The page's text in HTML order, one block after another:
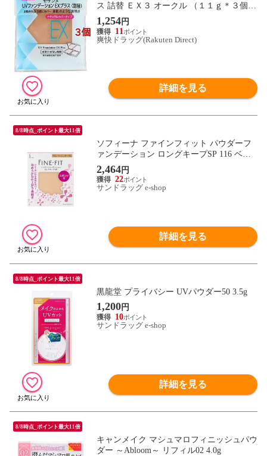
ス 詰替 ＥＸ３ オークル （１１ｇ＊３個セ
ット）
1,254円
11
爽快ドラッグ(Rakuten Direct)
詳細を見る
8/8時点_ポイント最大11倍
ソフィーナ ファインフィット パウダーフ
ァンデーション ロングキープSP 116 ベー
ジュオークル
2,464円
22
サンドラッグ e-shop
詳細を見る
8/8時点_ポイント最大11倍
黒龍堂 プライバシー UVパウダー50 3.5g
1,200円
10
サンドラッグ e-shop
詳細を見る
8/8時点_ポイント最大11倍
キャンメイク マシュマロフィニッシュパウ
ダー ～Abloom～ リフィル02 4.0g